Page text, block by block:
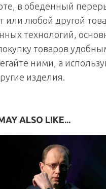
в обеденный
или любой другой
технологий,
товаров
ними, а
изделия.
ALSO LIKE...